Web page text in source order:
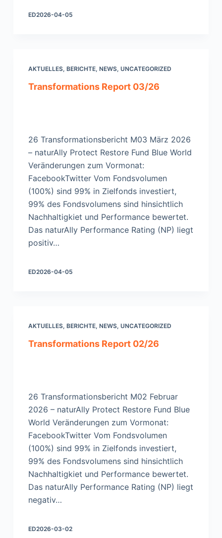
ED2026-04-05
AKTUELLES, BERICHTE, NEWS, UNCATEGORIZED
Transformations Report 03/26
26 Transformationsbericht M03 März 2026
– naturAlly Protect Restore Fund Blue World
Veränderungen zum Vormonat:
FacebookTwitter Vom Fondsvolumen
(100%) sind 99% in Zielfonds investiert,
99% des Fondsvolumens sind hinsichtlich
Nachhaltigkiet und Performance bewertet.
Das naturAlly Performance Rating (NP) liegt
positiv…
ED2026-04-05
AKTUELLES, BERICHTE, NEWS, UNCATEGORIZED
Transformations Report 02/26
26 Transformationsbericht M02 Februar
2026 – naturAlly Protect Restore Fund Blue
World Veränderungen zum Vormonat:
FacebookTwitter Vom Fondsvolumen
(100%) sind 99% in Zielfonds investiert,
99% des Fondsvolumens sind hinsichtlich
Nachhaltigkiet und Performance bewertet.
Das naturAlly Performance Rating (NP) liegt
negativ…
ED2026-03-02